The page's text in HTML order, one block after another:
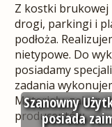
Z kostki
drogi, parkingi i
podłoża.
nietypowe. Do
posiadamy
zadania
Materiały
producentów.
Szanowny
posiada